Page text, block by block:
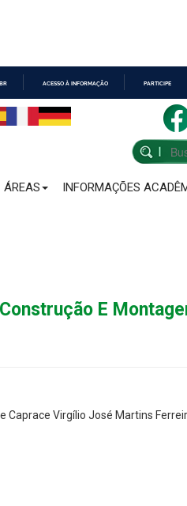
ACESSO À INFORMAÇÃO PARTICIPE
ÁREAS INFORMAÇÕES
E
Caprace Virgílio José Martins